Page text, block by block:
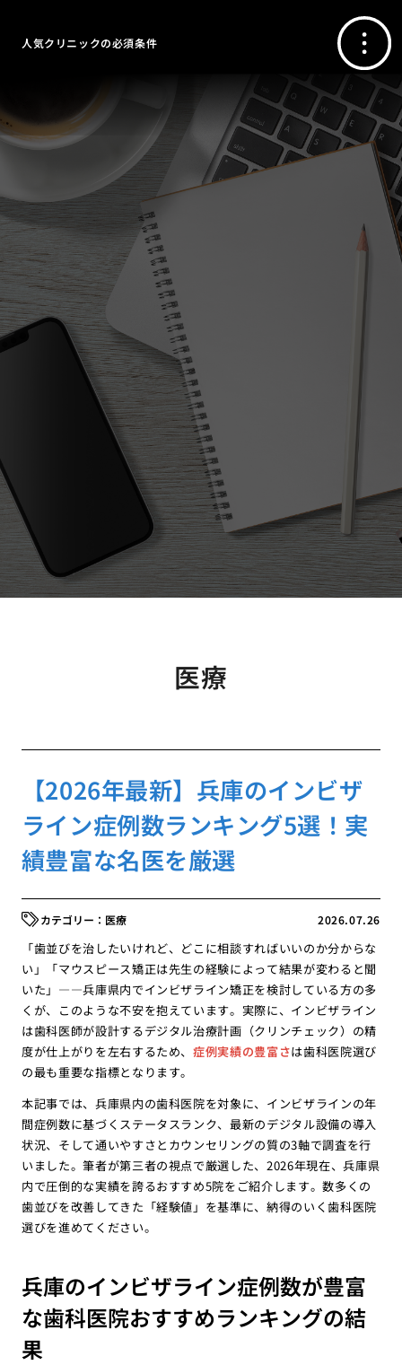
人気クリニックの必須条件
医療
【2026年最新】兵庫のインビザ
ライン症例数ランキング5選！実
績豊富な名医を厳選
2026.07.26
医療
「歯並びを治したいけれど、どこに相談すればいいのか分からな
い」「マウスピース矯正は先生の経験によって結果が変わると聞
いた」――兵庫県内でインビザライン矯正を検討している方の多
くが、このような不安を抱えています。実際に、インビザライン
は歯科医師が設計するデジタル治療計画（クリンチェック）の精
度が仕上がりを左右するため、症例実績の豊富さは歯科医院選び
の最も重要な指標となります。
本記事では、兵庫県内の歯科医院を対象に、インビザラインの年
間症例数に基づくステータスランク、最新のデジタル設備の導入
状況、そして通いやすさとカウンセリングの質の3軸で調査を行
いました。筆者が第三者の視点で厳選した、2026年現在、兵庫県
内で圧倒的な実績を誇るおすすめ5院をご紹介します。数多くの
歯並びを改善してきた「経験値」を基準に、納得のいく歯科医院
選びを進めてください。
兵庫のインビザライン症例数が豊富
な歯科医院おすすめランキングの結
果